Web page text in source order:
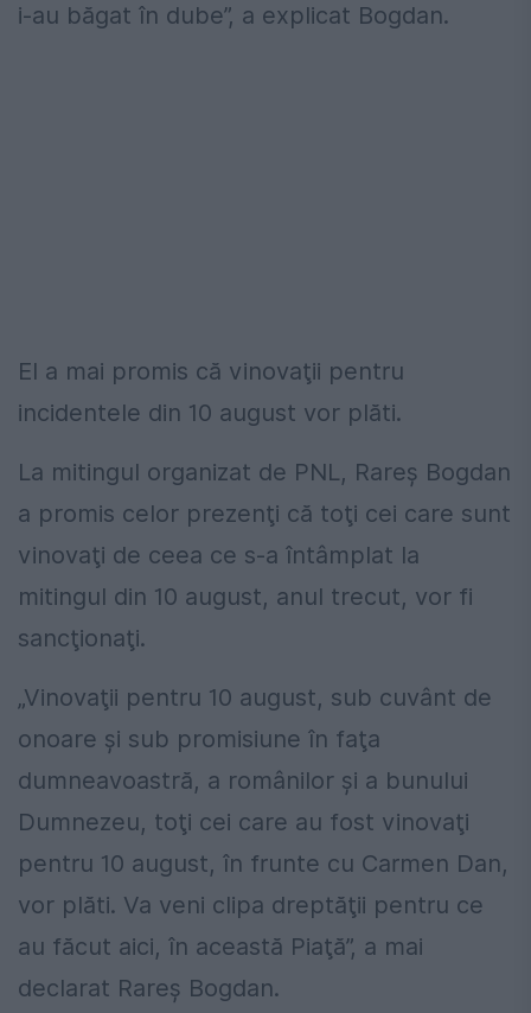
i-au băgat în dube”, a explicat Bogdan.
El a mai promis că vinovaţii pentru
incidentele din 10 august vor plăti.
La mitingul organizat de PNL, Rareş Bogdan
a promis celor prezenţi că toţi cei care sunt
vinovaţi de ceea ce s-a întâmplat la
mitingul din 10 august, anul trecut, vor fi
sancţionaţi.
„Vinovaţii pentru 10 august, sub cuvânt de
onoare şi sub promisiune în faţa
dumneavoastră, a românilor şi a bunului
Dumnezeu, toţi cei care au fost vinovaţi
pentru 10 august, în frunte cu Carmen Dan,
vor plăti. Va veni clipa dreptăţii pentru ce
au făcut aici, în această Piaţă”, a mai
declarat Rareş Bogdan.